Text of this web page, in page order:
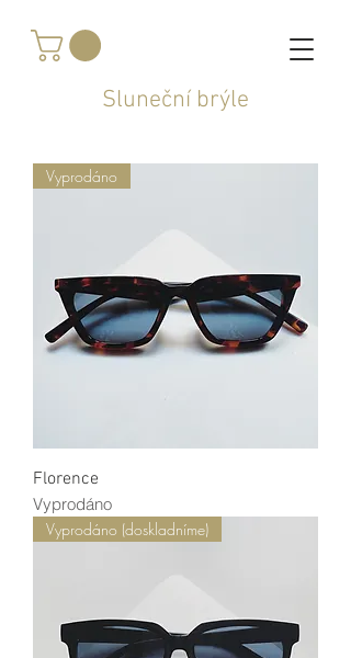
Sluneční brýle
Vyprodáno
Florence
Vyprodáno
Vyprodáno (doskladníme)